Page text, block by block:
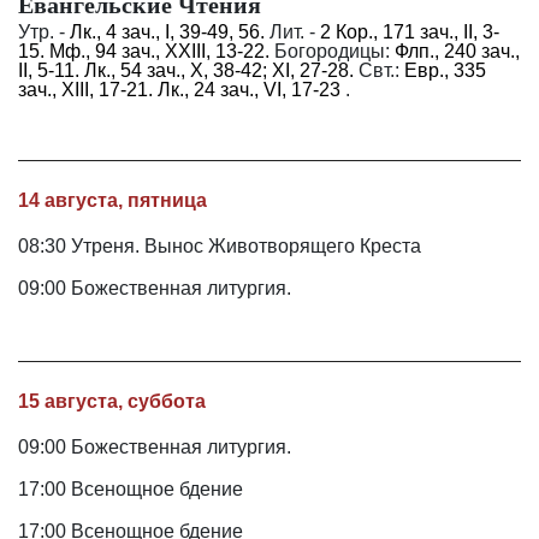
Утр. - Лк., 4 зач., I, 39-49, 56. Лит. - 2 Кор., 171 зач., II, 3-
15. Мф., 94 зач., XXIII, 13-22. Богородицы: Флп., 240 зач.,
II, 5-11. Лк., 54 зач., X, 38-42; XI, 27-28. Свт.: Евр., 335
зач., XIII, 17-21. Лк., 24 зач., VI, 17-23 .
14 августа, пятница
08:30 Утреня. Вынос Животворящего Креста
09:00 Божественная литургия.
15 августа, суббота
09:00 Божественная литургия.
17:00 Всенощное бдение
17:00 Всенощное бдение